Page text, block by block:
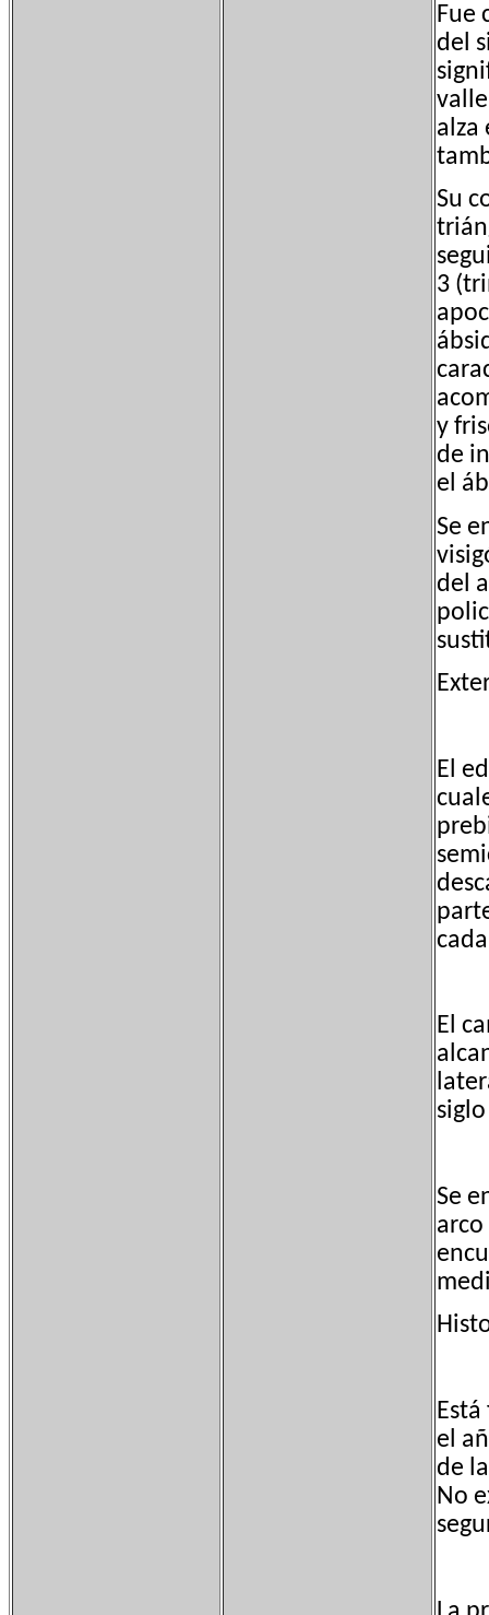
Fue
del
alza
Su
3
y
de
el
Se
del
El
El
Se
el
de
No